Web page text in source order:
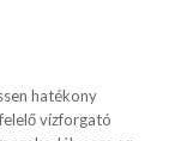
hatékony
vízforgató